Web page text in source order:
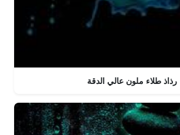
رذاذ طلاء ملون عالي الدقة